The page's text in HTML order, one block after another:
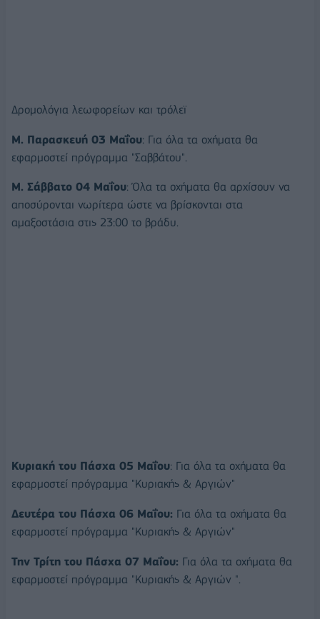
Δρομολόγια λεωφορείων και τρόλεϊ
Μ. Παρασκευή 03 Μαΐου: Για όλα τα οχήματα θα
εφαρμοστεί πρόγραμμα "Σαββάτου".
Μ. Σάββατο 04 Μαΐου: Όλα τα οχήματα θα αρχίσουν να
αποσύρονται νωρίτερα ώστε να βρίσκονται στα
αμαξοστάσια στις 23:00 το βράδυ.
Κυριακή του Πάσχα 05 Μαΐου: Για όλα τα οχήματα θα
εφαρμοστεί πρόγραμμα "Κυριακής & Αργιών"
Δευτέρα του Πάσχα 06 Μαΐου: Για όλα τα οχήματα θα
εφαρμοστεί πρόγραμμα "Κυριακής & Αργιών"
Την Τρίτη του Πάσχα 07 Μαΐου: Για όλα τα οχήματα θα
εφαρμοστεί πρόγραμμα "Κυριακής & Αργιών ".